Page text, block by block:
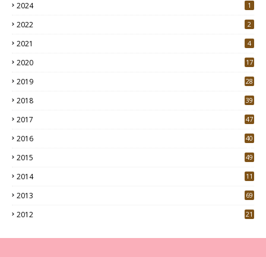
2024 1
2022 2
2021 4
2020
17
2019
28
2018
39
2017
47
2016
40
2015
49
2014 11
2013 69
2012 21